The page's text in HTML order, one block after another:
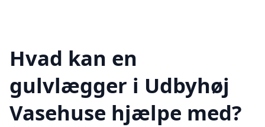
Hvad kan en
gulvlægger i Udbyhøj
Vasehuse hjælpe med?